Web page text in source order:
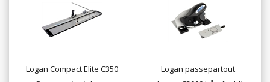
Logan Compact Elite C350
Logan passepartout